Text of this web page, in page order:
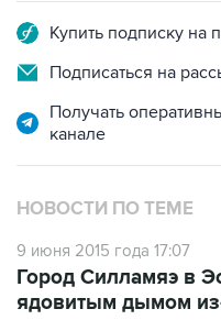
Купить подписку на
Подписаться на
Получать
канале
НОВОСТИ ПО ТЕМЕ
9 июня 2015 года 17:07
Город Силламяэ в
ядовитым дымом